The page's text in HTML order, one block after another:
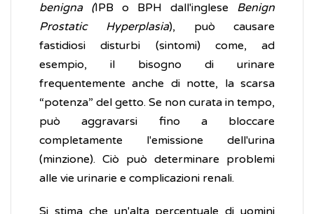
benigna (IPB o BPH dall'inglese Benign
Prostatic Hyperplasia), può causare
fastidiosi disturbi (sintomi) come, ad
esempio, il bisogno di urinare
frequentemente anche di notte, la scarsa
“potenza” del getto. Se non curata in tempo,
può aggravarsi fino a bloccare
completamente l'emissione dell'urina
(minzione). Ciò può determinare problemi
alle vie urinarie e complicazioni renali.